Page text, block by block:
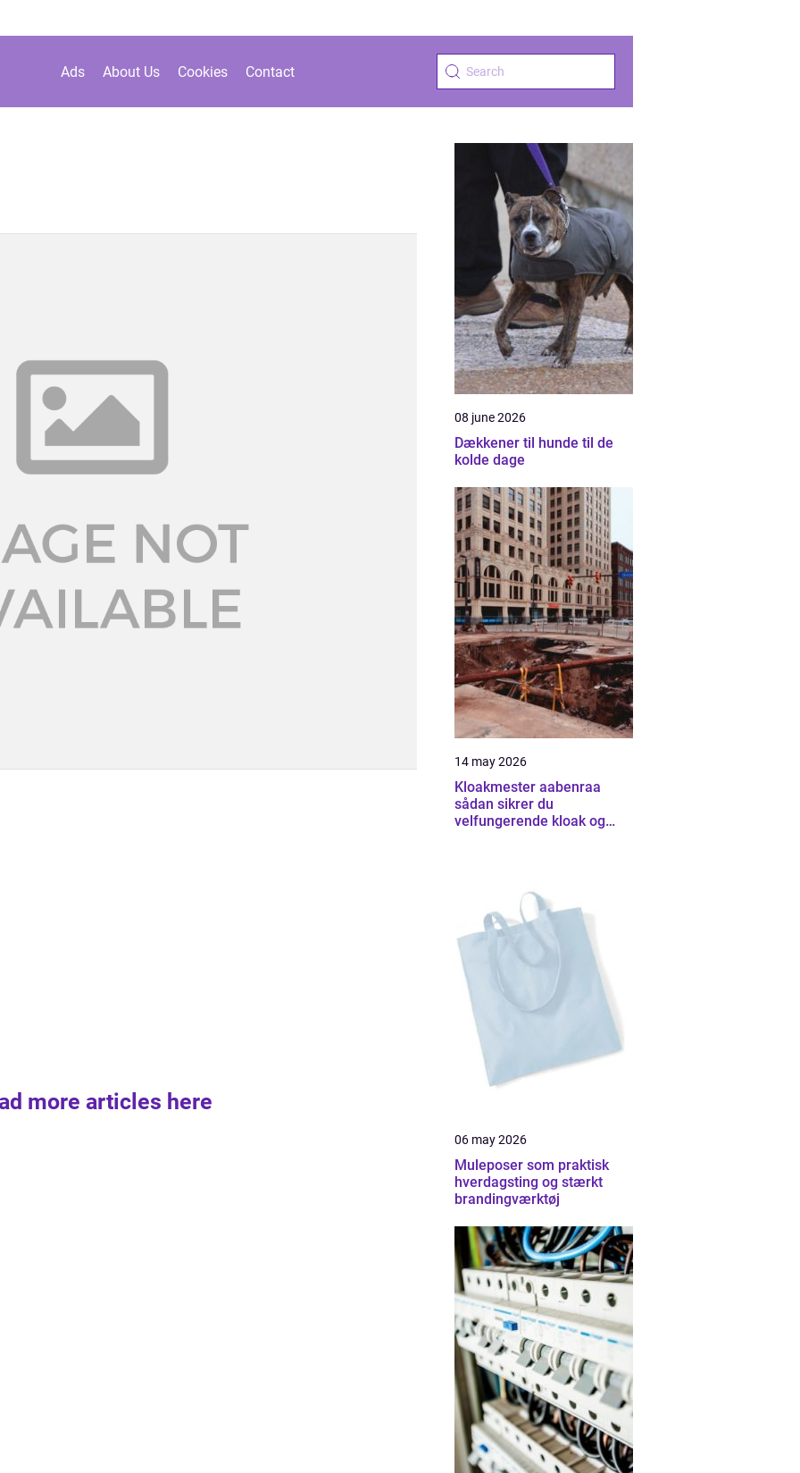
Ads About Us Cookies Contact
more articles here
08 june 2026
Dækkener til hunde til de
kolde dage
14 may 2026
Kloakmester aabenraa
sådan sikrer du
velfungerende kloak og
06 may 2026
Muleposer som praktisk
hverdagsting og stærkt
brandingværktøj